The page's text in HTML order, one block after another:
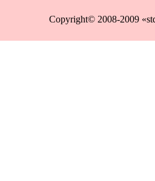
Copyright© 2008-2009